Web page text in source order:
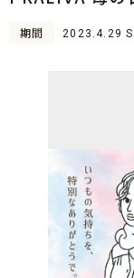
期間 2023.4.29